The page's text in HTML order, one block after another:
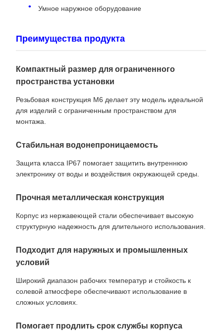
Умное наружное оборудование
Преимущества продукта
Компактный размер для ограниченного
пространства установки
Резьбовая конструкция M6 делает эту модель идеальной
для изделий с ограниченным пространством для
монтажа.
Стабильная водонепроницаемость
Защита класса IP67 помогает защитить внутреннюю
электронику от воды и воздействия окружающей среды.
Прочная металлическая конструкция
Корпус из нержавеющей стали обеспечивает высокую
структурную надежность для длительного использования.
Подходит для наружных и промышленных
условий
Широкий диапазон рабочих температур и стойкость к
солевой атмосфере обеспечивают использование в
сложных условиях.
Помогает продлить срок службы корпуса